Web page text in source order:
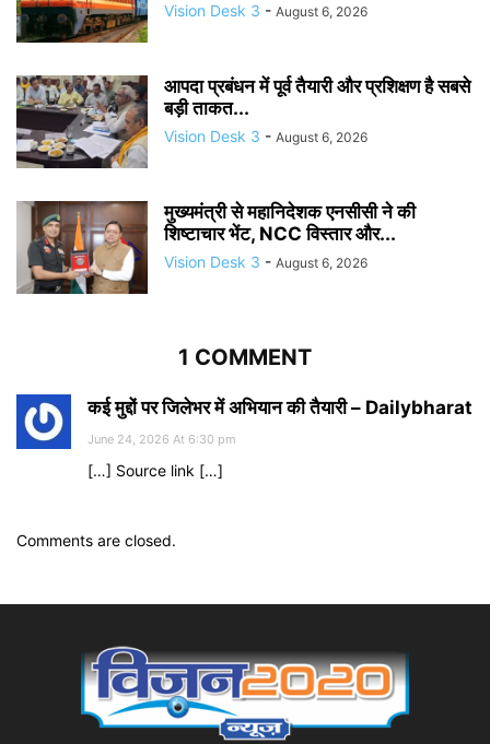
Vision Desk 3 - August 6, 2026
आपदा प्रबंधन में पूर्व तैयारी और प्रशिक्षण है सबसे
बड़ी ताकत...
Vision Desk 3 - August 6, 2026
मुख्यमंत्री से महानिदेशक एनसीसी ने की
शिष्टाचार भेंट, NCC विस्तार और...
Vision Desk 3 - August 6, 2026
1 COMMENT
कई मुद्दों पर जिलेभर में अभियान की तैयारी – Dailybharat
June 24, 2026 At 6:30 pm
[…] Source link […]
Comments are closed.